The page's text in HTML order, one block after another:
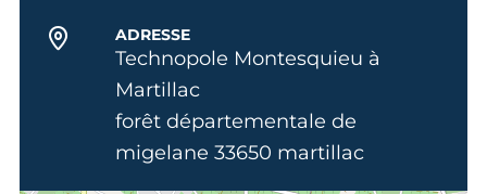
ADRESSE
Technopole Montesquieu à
Martillac
forêt départementale de
migelane 33650 martillac